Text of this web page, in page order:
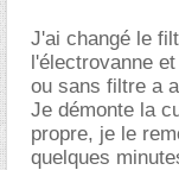
J'ai changé le
l'électrovanne
ou sans filtre a
Je démonte la
propre, je le
quelques